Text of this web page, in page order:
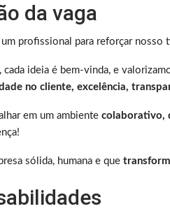
da vaga
um profissional para reforçar nosso
cada ideia é bem-vinda, e
no cliente, excelência,
em um ambiente colaborativo,
sólida, humana e que